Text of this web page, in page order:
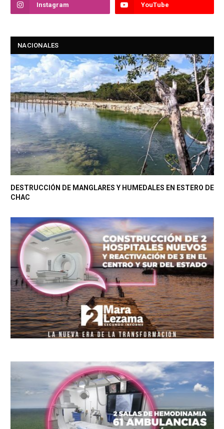
Instagram YouTube
NACIONALES
DESTRUCCIÓN DE MANGLARES Y HUMEDALES EN ESTERO DE
CHAC